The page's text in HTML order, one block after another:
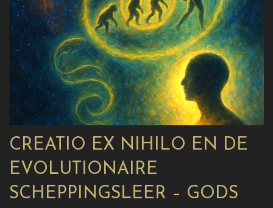
CREATIO EX NIHILO EN DE
EVOLUTIONAIRE
SCHEPPINGSLEER – GODS